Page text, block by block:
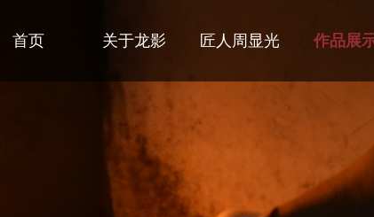
首页 关于龙影 匠人周显光 作品展